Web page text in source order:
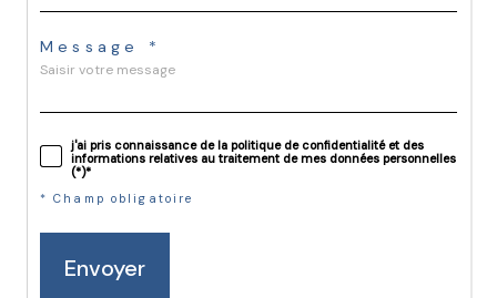
Message *
j'ai pris connaissance de la politique de confidentialité et des
informations relatives au traitement de mes données personnelles
(*)*
* Champ obligatoire
Envoyer